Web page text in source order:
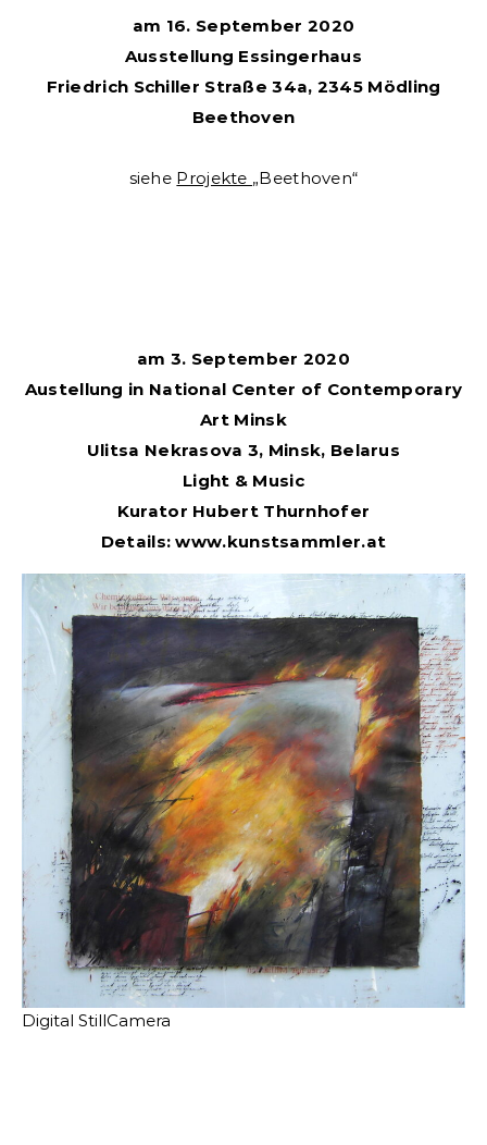
am 16. September 2020
Ausstellung Essingerhaus
Friedrich Schiller Straße 34a, 2345 Mödling
Beethoven
siehe Projekte „Beethoven“
am 3. September 2020
Austellung in National Center of Contemporary
Art Minsk
Ulitsa Nekrasova 3, Minsk, Belarus
Light & Music
Kurator Hubert Thurnhofer
Details: www.kunstsammler.at
Digital StillCamera